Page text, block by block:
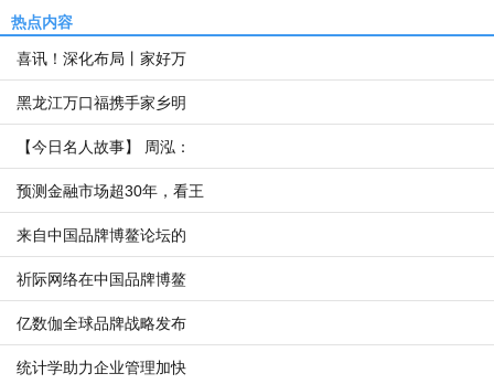
热点内容
喜讯！深化布局丨家好万
黑龙江万口福携手家乡明
【今日名人故事】 周泓：
预测金融市场超30年，看王
来自中国品牌博鳌论坛的
祈际网络在中国品牌博鳌
亿数伽全球品牌战略发布
统计学助力企业管理加快